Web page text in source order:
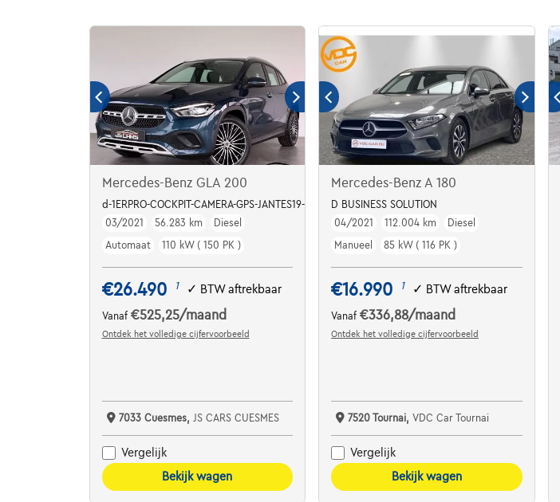
Mercedes-Benz GLA 200
d-1ERPRO-COCKPIT-CAMERA-GPS-JANTES19-PDC
03/2021
56.283 km
Diesel
Automaat
110 kW ( 150 PK )
€26.490 1 ✓ BTW aftrekbaar
Vanaf €525,25/maand
Ontdek het volledige cijfervoorbeeld
7033 Cuesmes, JS CARS CUESMES
Vergelijk
Bekijk wagen
Mercedes-Benz A 180
D BUSINESS SOLUTION
04/2021
112.004 km
Diesel
Manueel
85 kW ( 116 PK )
€16.990 1 ✓ BTW aftrekbaar
Vanaf€336,88/maand
Ontdek het volledige cijfervoorbeeld
7520 Tournai,VDC Car Tournai
Vergelijk
Bekijk wagen